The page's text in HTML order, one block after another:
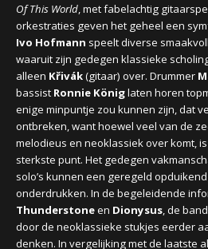
Of This World, met fabelachtig
orkestraties geven het geheel een
Ivo Hofmann speelt diverse
waaruit zijn gedegen klassieke
alleen Křivák(gitaar) over. Drummer
bassist Ronnie Königlaten horen
enige minpuntje zou kunnen zijn, dat
ontbreken, want hoewel veel van de
melodieus en neoklassiek over komt,
sterkste punt. Het gedegen
solo’s kunnen een geregeld opduikend
onderdrukken. In de begeleidende
Thunderstoneen Dionysus, de
door de neoklassieke stukjes eerder
denken. In vergelijking met de laatste